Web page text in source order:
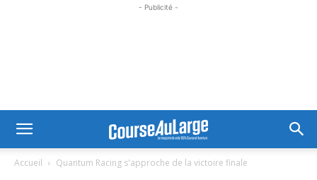
- Publicité -
Accueil Quantum Racing s'approche de la victoire finale